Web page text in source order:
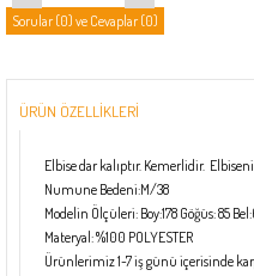
Sorular (0) ve Cevaplar (0)
ÜRÜN ÖZELLIKLERI
Elbise dar kalıptır. Kemerlidir.
Numune Bedeni:M/38
Modelin Ölçüleri: Boy:178 Göğüs: 85
Materyal: %100 POLYESTER
Ürünlerimiz 1-7 iş günü içerisinde